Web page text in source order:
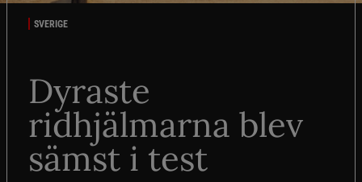
SVERIGE
Dyraste
ridhjälmarna blev
sämst i test